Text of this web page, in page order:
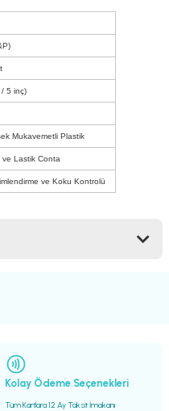
/ 5 inç)
Mukavemetli Plastik
ve Lastik Conta
ve Koku Kontrolü
Kolay Ödeme Seçenekleri
Tüm Kartlara 12 Ay Taksit İmakanı